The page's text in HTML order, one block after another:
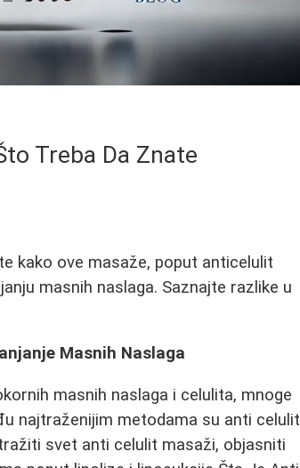
Treba Da Znate
kako ove masaže, poput anticelulit
masnih naslaga. Saznajte razlike u
Masnih Naslaga
masnih naslaga i celulita, mnoge
najtraženijim metodama su anti celulit
svet anti celulit masaži, objasniti